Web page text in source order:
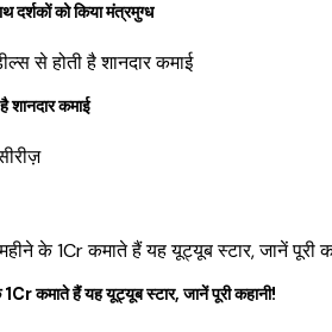
को किया मंत्रमुग्ध
शानदार कमाई
हैं यह यूट्यूब स्टार, जानें पूरी कहानी!